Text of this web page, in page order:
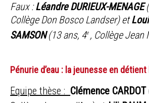
Faux :Léandre DURIEUX-MENAGE
Collège Don Bosco Landser) et
SAMSON(13 ans, 4e , Collège Jean
Pénurie d’eau : la jeunesse en détient
Equipe thèse : Clémence CARDOT